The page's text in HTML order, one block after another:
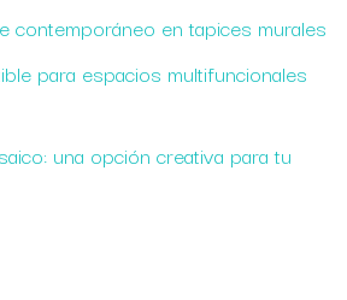
contemporáneo en tapices murales
para espacios multifuncionales
una opción creativa para tu